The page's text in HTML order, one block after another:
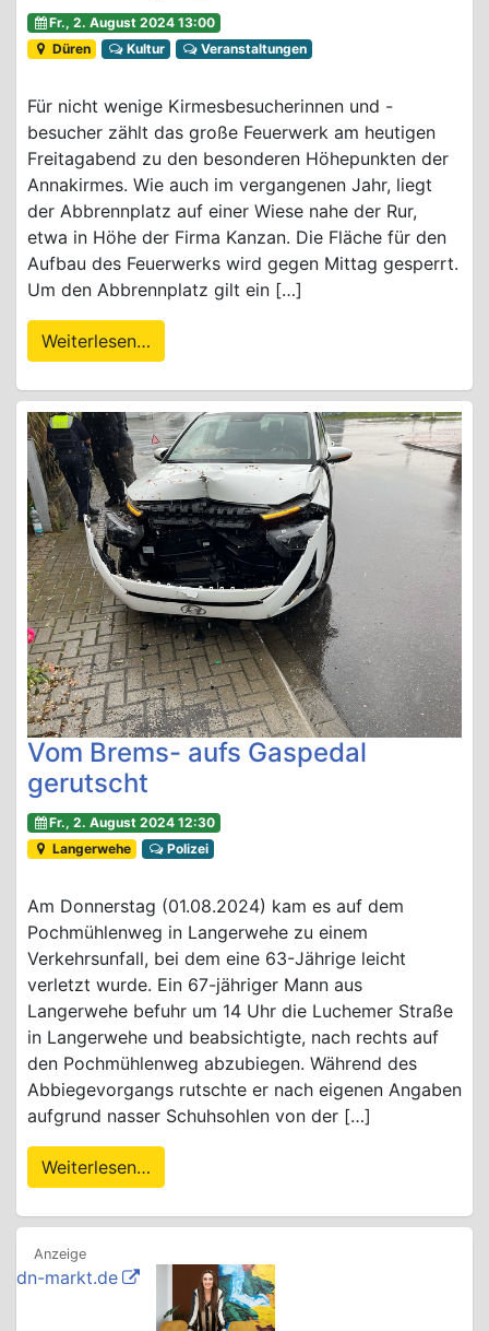
Fr., 2. August 2024 13:00
Düren
Kultur Veranstaltungen
Für nicht wenige Kirmesbesucherinnen und -
besucher zählt das große Feuerwerk am heutigen
Freitagabend zu den besonderen Höhepunkten der
Annakirmes. Wie auch im vergangenen Jahr, liegt
der Abbrennplatz auf einer Wiese nahe der Rur,
etwa in Höhe der Firma Kanzan. Die Fläche für den
Aufbau des Feuerwerks wird gegen Mittag gesperrt.
Um den Abbrennplatz gilt ein […]
Weiterlesen…
Vom Brems- aufs Gaspedal
gerutscht
Fr., 2. August 2024 12:30
Langerwehe
Polizei
Am Donnerstag (01.08.2024) kam es auf dem
Pochmühlenweg in Langerwehe zu einem
Verkehrsunfall, bei dem eine 63-Jährige leicht
verletzt wurde. Ein 67-jähriger Mann aus
Langerwehe befuhr um 14 Uhr die Luchemer Straße
in Langerwehe und beabsichtigte, nach rechts auf
den Pochmühlenweg abzubiegen. Während des
Abbiegevorgangs rutschte er nach eigenen Angaben
aufgrund nasser Schuhsohlen von der […]
Weiterlesen…
dn-markt.de